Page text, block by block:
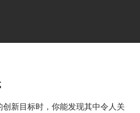
新目标时，你能发现其中令人关